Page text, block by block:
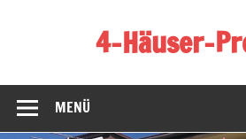
4-Häuser-
MENÜ